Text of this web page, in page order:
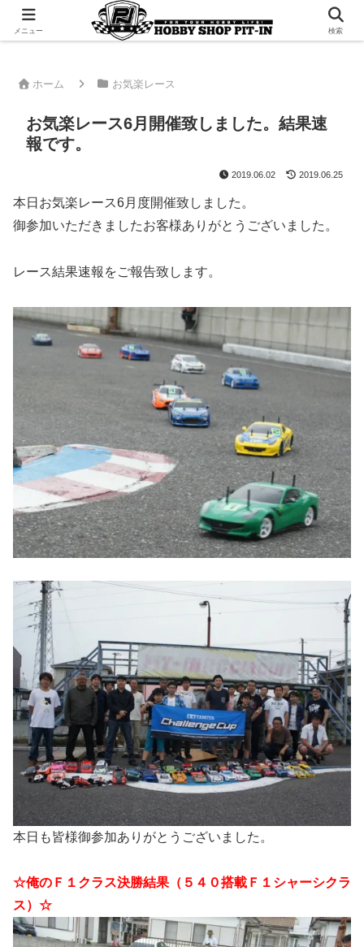
千葉県君津市でラジコンやプラモデルを販売。 ピットインのウェブサイトです
ホーム お気楽レース
お気楽レース6月開催致しました。結果速
報です。
2019.06.02 2019.06.25
本日お気楽レース6月度開催致しました。
御参加いただきましたお客様ありがとうございました。
レース結果速報をご報告致します。
本日も皆様御参加ありがとうございました。
☆俺のＦ１クラス決勝結果（５４０搭載Ｆ１シャーシクラ
ス）☆
メニュー 検索